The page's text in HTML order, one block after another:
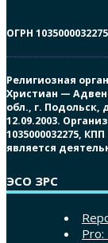
ОГРН
Религиозная
Христиан —
обл., г. Подольск,
12.09.2003.
1035000032275,
является
ЭСО ЗРС
Pro: